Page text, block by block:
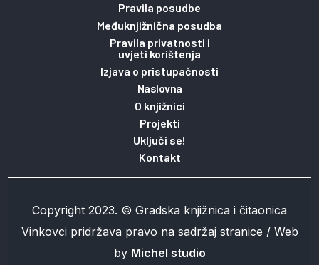
Pravila posudbe
Međuknjižnična posudba
Pravila privatnosti i
uvjeti korištenja
Izjava o pristupačnosti
Naslovna
O knjižnici
Projekti
Uključi se!
Kontakt
Copyright 2023. © Gradska knjižnica i čitaonica
Vinkovci pridržava pravo na sadržaj stranice / Web
by Michel studio